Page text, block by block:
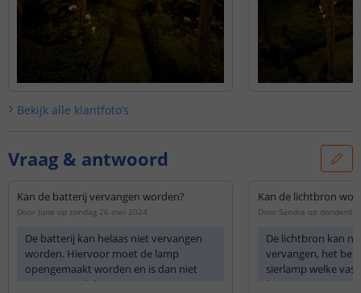
Bekijk alle klantfoto’s
Vraag & antwoord
Kan de batterij vervangen worden?
Door June op zondag 26 mei 2024
De batterij kan helaas niet vervangen
worden. Hiervoor moet de lamp
opengemaakt worden en is dan niet
meer waterdicht.
Kan de lichtbron
Door Sandra op
De lichtbron kan
vervangen, het
sierlamp welke
het armatuur.